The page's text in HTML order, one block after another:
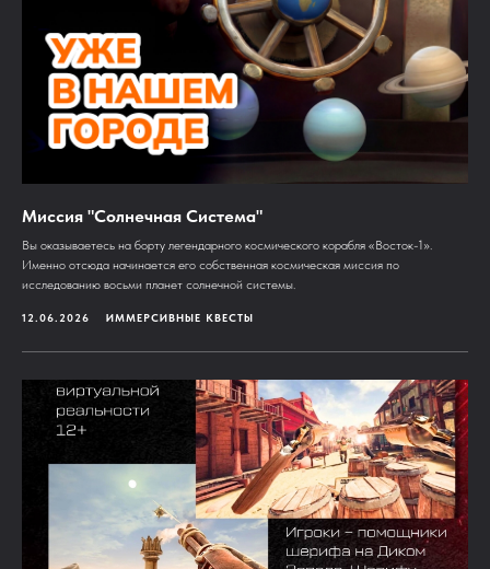
Миссия "Солнечная Система"
Вы оказываетесь на борту легендарного космического корабля «Восток-1».
Именно отсюда начинается его собственная космическая миссия по
исследованию восьми планет солнечной системы.
12.06.2026 ИММЕРСИВНЫЕ КВЕСТЫ